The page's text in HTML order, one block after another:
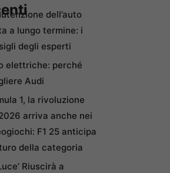
dell’auto
a lungo termine: i
degli esperti
elettriche: perché
Audi
1, la rivoluzione
arriva anche nei
F1 25 anticipa
della categoria
Riuscirà a